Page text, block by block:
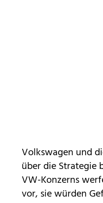
Volkswagen und
über die Strategie
VW-Konzerns
vor, sie würden